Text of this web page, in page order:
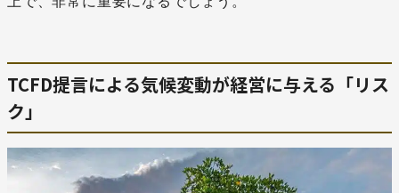
TCFD提言による気候変動が経営に与える「リス
ク」